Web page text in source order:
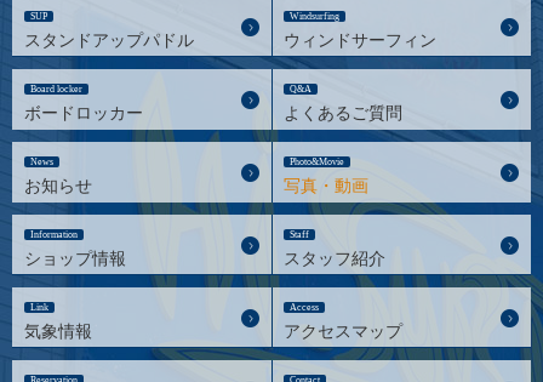
SUP
スタンドアップパドル
Windsurfing
ウィンドサーフィン
Board locker
ボードロッカー
Q&A
よくあるご質問
News
お知らせ
Photo&Movie
写真・動画
Information
ショップ情報
Staff
スタッフ紹介
Link
気象情報
Access
アクセスマップ